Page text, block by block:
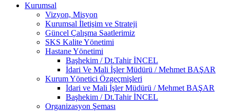
Kurumsal
Vizyon, Misyon
Kurumsal İletişim ve Strateji
Güncel Çalışma Saatlerimiz
SKS Kalite Yönetimi
Hastane Yönetimi
Başhekim / Dt.Tahir İNCEL
İdari Ve Mali İşler Müdürü / Mehmet BAŞAR
Kurum Yönetici Özgeçmişleri
İdari ve Mali İşler Müdürü / Mehmet BAŞAR
Başhekim / Dt.Tahir İNCEL
Organizasyon Şeması